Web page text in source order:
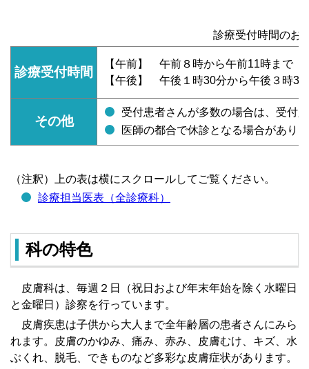
診療受付時間のお
診療受付時間
【午前】 午前８時から午前11時まで
【午後】 午後１時30分から午後３時30
その他
受付患者さんが多数の場合は、受付
医師の都合で休診となる場合があり
（注釈）上の表は横にスクロールしてご覧ください。
診療担当医表（全診療科）
科の特色
皮膚科は、毎週２日（祝日および年末年始を除く水曜日
と金曜日）診察を行っています。
皮膚疾患は子供から大人まで全年齢層の患者さんにみら
れます。皮膚のかゆみ、痛み、赤み、皮膚むけ、キズ、水
ぶくれ、脱毛、できものなど多彩な皮膚症状があります。